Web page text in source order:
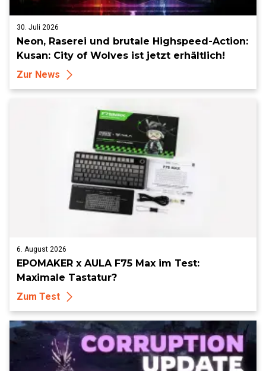
30. Juli 2026
Neon, Raserei und brutale Highspeed-Action:
Kusan: City of Wolves ist jetzt erhältlich!
Zur News
6. August 2026
EPOMAKER x AULA F75 Max im Test:
Maximale Tastatur?
Zum Test